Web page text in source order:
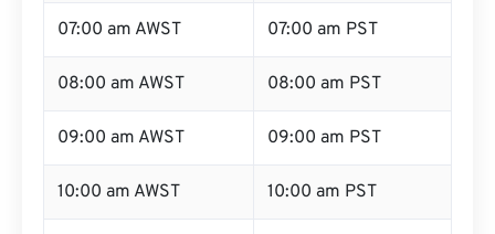
07:00 am AWST 07:00 am PST
08:00 am AWST 08:00 am PST
09:00 am AWST 09:00 am PST
10:00 am AWST 10:00 am PST